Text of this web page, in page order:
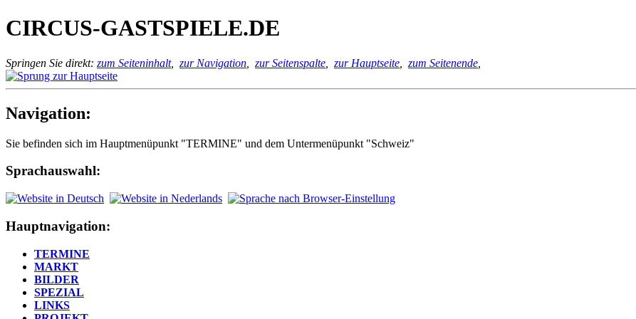
CIRCUS-GASTSPIELE.DE
Springen Sie direkt: zum Seiteninhalt, zur Navigation zur Seitenspalte zur Hauptseite zum Seitenende
Navigation:
Sie befinden sich im Hauptmenüpunkt "TERMINE" und dem Untermenüpunkt "Schweiz"
Sprachauswahl:
Hauptnavigation:
TERMINE
MARKT
BILDER
SPEZIAL
LINKS